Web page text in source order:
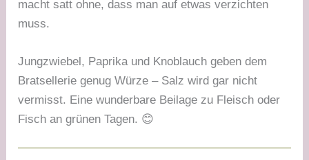
macht satt ohne, dass man auf etwas verzichten
muss.
Jungzwiebel, Paprika und Knoblauch geben dem
Bratsellerie genug Würze – Salz wird gar nicht
vermisst. Eine wunderbare Beilage zu Fleisch oder
Fisch an grünen Tagen. 😊